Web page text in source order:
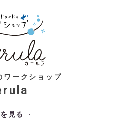
ワークショップ
見る